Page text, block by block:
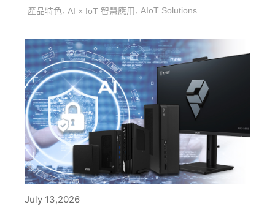
產品特色, AI × IoT 智慧應用 , AIoT Solutions
July 13,2026